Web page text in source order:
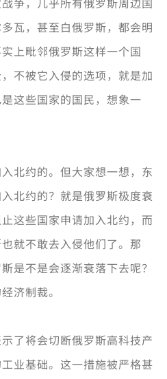
瓦，甚至白俄罗斯，都会明
上毗邻俄罗斯这样一个国
不被它入侵的选项，就是加
这些国家的国民，想象一
北约的。但大家想一想，东
北约的？就是俄罗斯极度衰
这些国家申请加入北约，而
就不敢去入侵他们了。那
是不是会逐渐衰落下去呢？
济制裁。
了将会切断俄罗斯高科技产
业基础。这一措施被严格甚